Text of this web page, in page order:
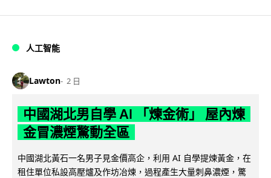
人工智能
Lawton 2 日
中國湖北男自學 AI 「煉金術」 屋內煉
金冒濃煙驚動全區
中國湖北黃石一名男子見金價高企，利用 AI 自學提煉黃金，在
租住單位私設高壓爐及作坊冶煉，過程產生大量刺鼻濃煙，驚